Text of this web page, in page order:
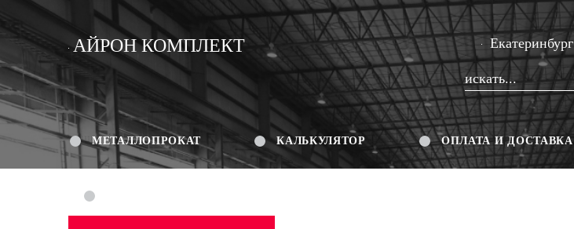
АЙРОН КОМПЛЕКТ Екатеринбург
МЕТАЛЛОПРОКАТ КАЛЬКУЛЯТОР ОПЛАТА И ДОСТАВКА